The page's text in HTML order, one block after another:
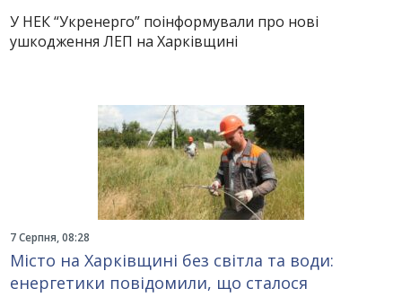
У НЕК “Укренерго” поінформували про нові
ушкодження ЛЕП на Харківщині
7 Серпня, 08:28
Місто на Харківщині без світла та води:
енергетики повідомили, що сталося